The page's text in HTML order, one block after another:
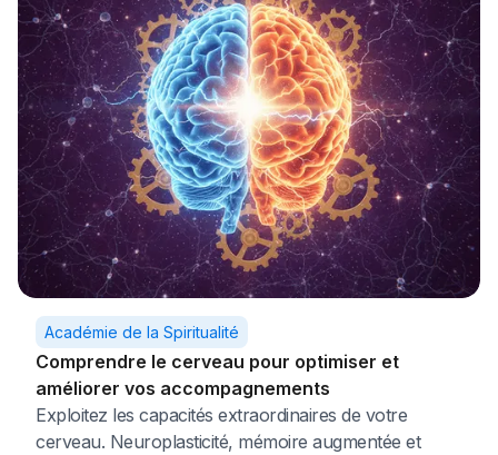
Académie de la Spiritualité
Comprendre le cerveau pour optimiser et
améliorer vos accompagnements
Exploitez les capacités extraordinaires de votre
cerveau. Neuroplasticité, mémoire augmentée et